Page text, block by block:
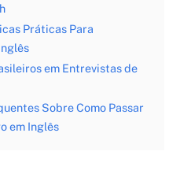
Práticas Para
em Entrevistas de
Sobre Como Passar
em Inglês